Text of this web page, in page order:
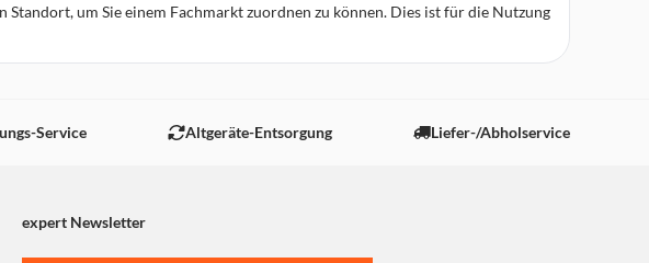
um Sie einem Fachmarkt zuordnen zu können. Dies ist für die Nutzung
Service Altgeräte-Entsorgung Liefer-/Abholservice
expert Newsletter